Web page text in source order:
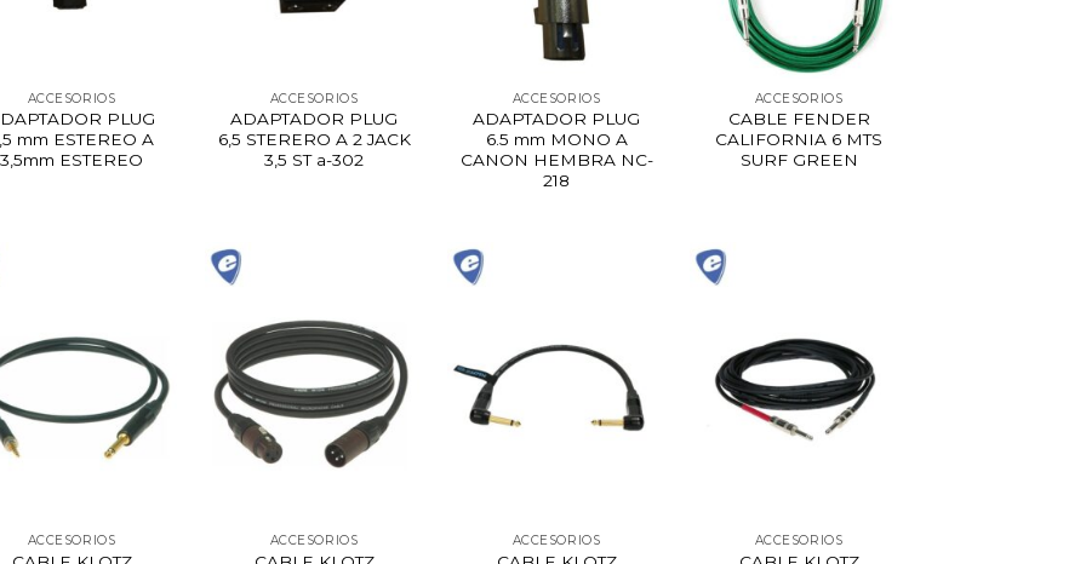
ACCESORIOS
PLUG
mm ESTEREO A
3,5mm ESTEREO
ACCESORIOS
ADAPTADOR PLUG
6,5 STERERO A 2 JACK
3,5 ST a-302
ACCESORIOS
ADAPTADOR PLUG
6.5 mm MONO A
CANON HEMBRA NC-
218
ACCESORIOS
CABLE FENDER
CALIFORNIA 6 MTS
SURF GREEN
ACCESORIOS ACCESORIOS ACCESORIOS ACCESORIOS